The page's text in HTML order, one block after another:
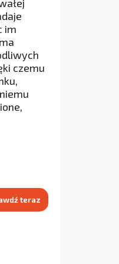
im
czemu
teraz